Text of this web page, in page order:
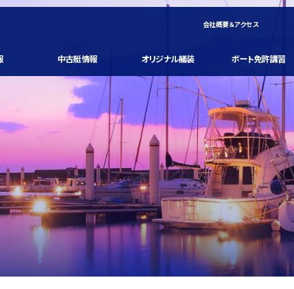
会社概要＆アクセス
中古艇情報 オリジナル艤装 ボート免許講習